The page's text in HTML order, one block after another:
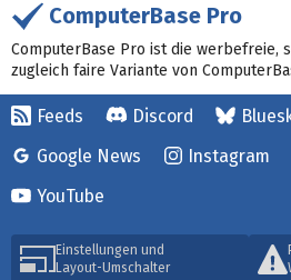
ComputerBase Pro
ComputerBase Pro ist die werbefreie,
zugleich faire Variante von
Feeds Discord
Google News
Instagram
YouTube
Einstellungen und
Layout-Umschalter